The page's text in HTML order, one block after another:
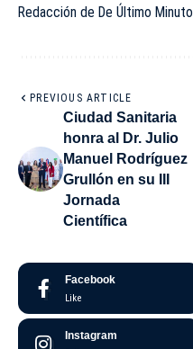
Redacción de De Último Minuto
PREVIOUS ARTICLE
Ciudad Sanitaria
honra al Dr. Julio
Manuel Rodríguez
Grullón en su III
Jornada
Científica
Facebook
Like
Instagram